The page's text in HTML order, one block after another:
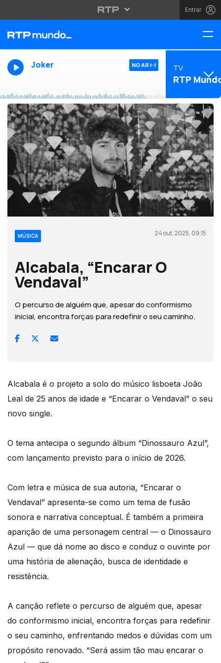
Entrar
Joker NO AR TV
RTP
MÚSICA 24 out, 2025, 09:15
Alcabala, “Encarar O
Vendaval”
O percurso de alguém que, apesar do conformismo
inicial, encontra forças para redefinir o seu caminho.
Alcabala é o projeto a solo do músico lisboeta João
Leal de 25 anos de idade e “Encarar o Vendaval” o seu
novo single.
O tema antecipa o segundo álbum “Dinossauro Azul”,
com lançamento previsto para o início de 2026.
Com letra e música de sua autoria, “Encarar o
Vendaval” apresenta-se como um tema de fusão
sonora e narrativa conceptual. É também a primeira
aparição de uma personagem central — o Dinossauro
Azul — que dá nome ao disco e conduz o ouvinte por
uma história de alienação, busca de identidade e
resistência.
A canção reflete o percurso de alguém que, apesar
do conformismo inicial, encontra forças para redefinir
o seu caminho, enfrentando medos e dúvidas com um
propósito renovado. “Será assim tão mau encarar o